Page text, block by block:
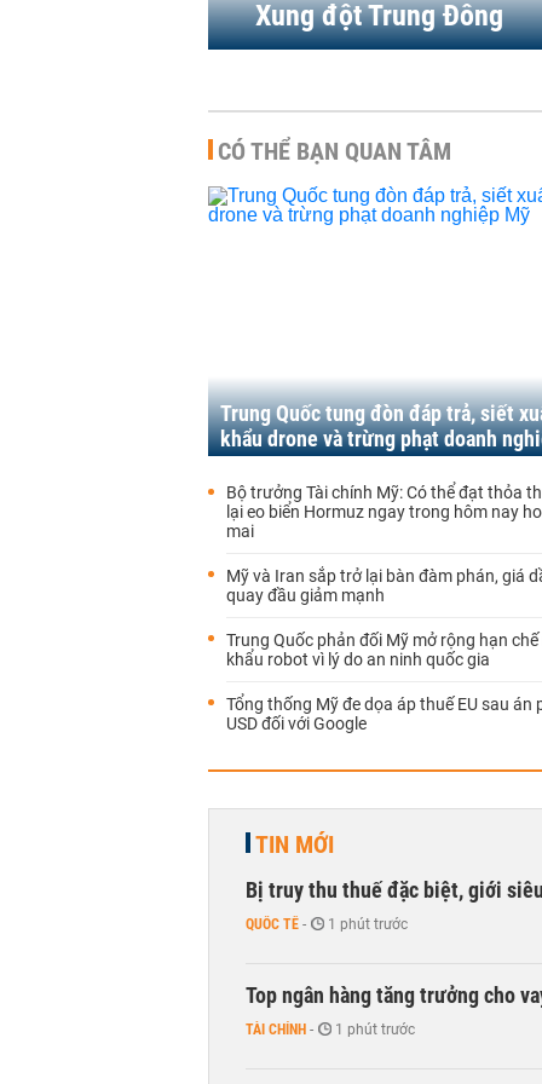
Xung đột Trung Đông
CÓ THỂ BẠN QUAN TÂM
Trung Quốc tung đòn đáp trả, siết
khẩu drone và trừng phạt doanh
Bộ trưởng Tài chính Mỹ: Có thể đạt thỏa
lại eo biển Hormuz ngay trong hôm nay
mai
Mỹ và Iran sắp trở lại bàn đàm phán, giá
quay đầu giảm mạnh
Trung Quốc phản đối Mỹ mở rộng hạn
khẩu robot vì lý do an ninh quốc gia
Tổng thống Mỹ đe dọa áp thuế EU sau án
USD đối với Google
TIN MỚI
Bị truy thu thuế đặc biệt, giới
QUỐC TẾ - 1 phút trước
Top ngân hàng tăng trưởng cho
TÀI CHÍNH - 1 phút trước